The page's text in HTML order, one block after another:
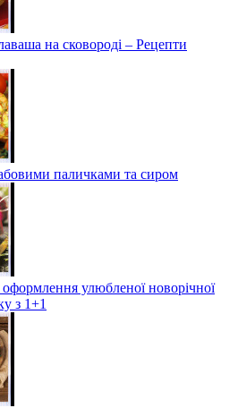
на сковороді – Рецепти
паличками та сиром
улюбленої новорічної
з 1+1